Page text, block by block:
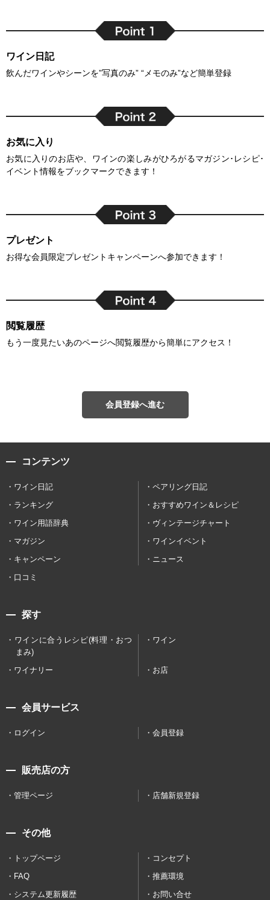
ワイン日記
飲んだワインやシーンを”写真のみ” “メモのみ”など簡単登録
お気に入り
お気に入りのお店や、ワインの楽しみがひろがるマガジン･レシピ･
イベント情報をブックマークできます！
プレゼント
お得な会員限定プレゼントキャンペーンへ参加できます！
閲覧履歴
もう一度見たいあのページへ閲覧履歴から簡単にアクセス！
会員登録へ進む
コンテンツ
ワイン日記
ペアリング日記
ランキング
おすすめワイン＆レシピ
ワイン用語辞典
ヴィンテージチャート
マガジン
ワインイベント
キャンペーン
ニュース
口コミ
探す
ワインに合うレシピ(料理・おつ
まみ)
ワイン
ワイナリー お店
会員サービス
ログイン 会員登録
販売店の方
管理ページ 店舗新規登録
その他
トップページ
コンセプト
FAQ
推薦環境
システム更新履歴
お問い合せ